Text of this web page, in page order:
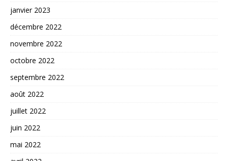
janvier 2023
décembre 2022
novembre 2022
octobre 2022
septembre 2022
août 2022
juillet 2022
juin 2022
mai 2022